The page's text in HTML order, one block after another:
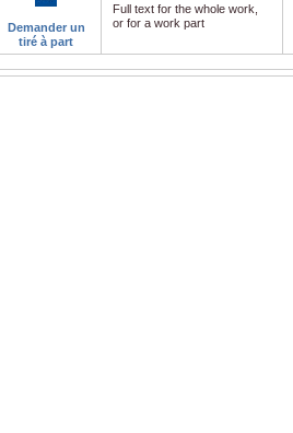
Demander un
tiré à part
Full text for the whole work,
or for a work part